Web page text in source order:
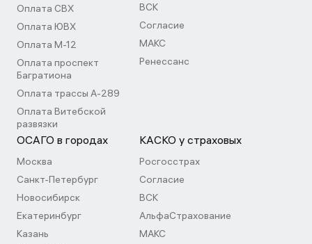
Оплата СВХ
Оплата ЮВХ
Оплата М-12
Оплата проспект
Багратиона
Оплата трассы А-289
Оплата Витебской
развязки
ВСК
Согласие
МАКС
Ренессанс
ОСАГО в городах
Москва
Санкт-Петербург
Новосибирск
Екатеринбург
Казань
КАСКО у страховых
Росгосстрах
Согласие
ВСК
АльфаСтрахование
МАКС